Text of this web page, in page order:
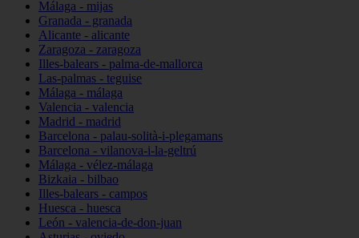
Málaga - mijas
Granada - granada
Alicante - alicante
Zaragoza - zaragoza
Illes-balears - palma-de-mallorca
Las-palmas - teguise
Málaga - málaga
Valencia - valencia
Madrid - madrid
Barcelona - palau-solità-i-plegamans
Barcelona - vilanova-i-la-geltrú
Málaga - vélez-málaga
Bizkaia - bilbao
Illes-balears - campos
Huesca - huesca
León - valencia-de-don-juan